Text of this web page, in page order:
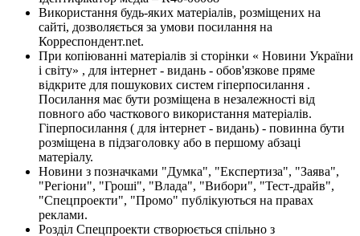
Використання будь-яких матеріалів, розміщених на
сайті, дозволяється за умови посилання на
Корреспондент.net.
При копіюванні матеріалів зі сторінки « Новини України
і світу» , для інтернет - видань - обов'язкове пряме
відкрите для пошукових систем гіперпосилання .
Посилання має бути розміщена в незалежності від
повного або часткового використання матеріалів.
Гіперпосилання ( для інтернет - видань) - повинна бути
розміщена в підзаголовку або в першому абзаці
матеріалу.
Новини з позначками "Думка", "Експертиза", "Заява",
"Регіони", "Гроші", "Влада", "Вибори", "Тест-драйв",
"Спецпроекти", "Промо" публікуються на правах
реклами.
Розділ Спецпроекти створюється спільно з